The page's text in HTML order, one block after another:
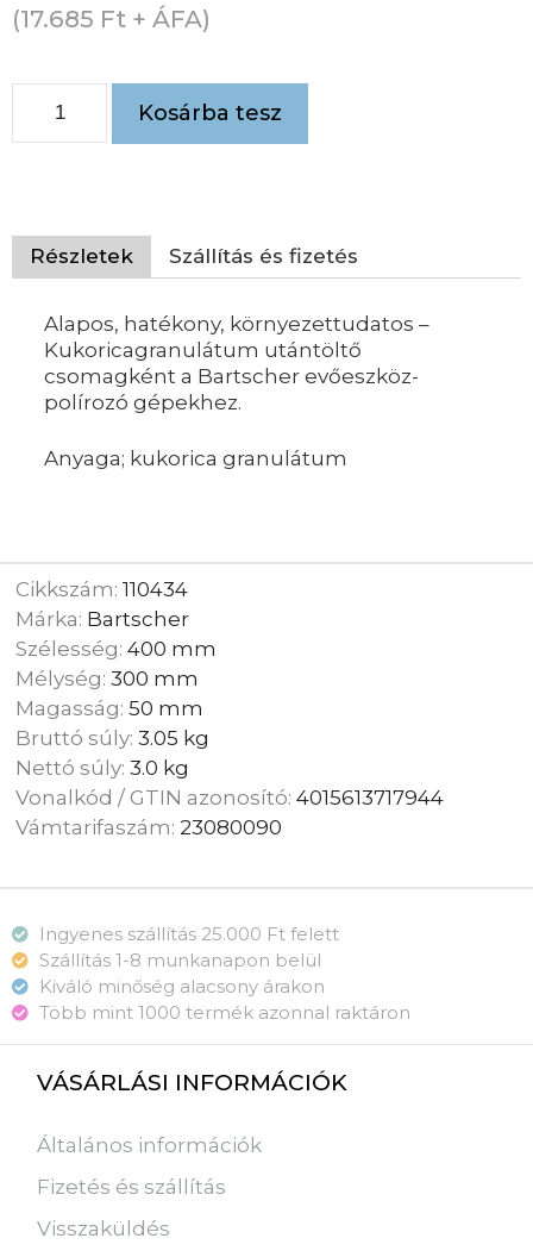
(17.685 Ft + ÁFA)
Kosárba tesz
Részletek Szállítás és fizetés
Alapos, hatékony, környezettudatos –
Kukoricagranulátum utántöltő
csomagként a Bartscher evőeszköz-
polírozó gépekhez.
Anyaga; kukorica granulátum
Cikkszám:110434
Márka: Bartscher
Szélesség:400 mm
Mélység:300 mm
Magasság:50 mm
Bruttó súly:3.05 kg
Nettó súly:3.0 kg
Vonalkód / GTIN azonosító:4015613717944
Vámtarifaszám: 23080090
Ingyenes szállítás 25.000 Ft felett
Szállítás 1-8 munkanapon belül
Kiváló minőség alacsony árakon
Több mint 1000 termék azonnal raktáron
VÁSÁRLÁSI INFORMÁCIÓK
Általános információk
Fizetés és szállítás
Visszaküldés